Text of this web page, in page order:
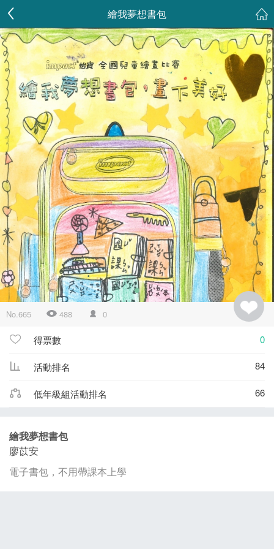
繪我夢想書包
No.665 488 0
得票數 0
活動排名 84
低年級組活動排名 66
繪我夢想書包
廖苡安
電子書包，不用帶課本上學